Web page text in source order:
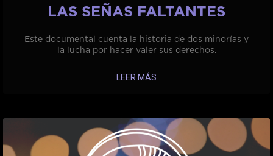
LAS SEÑAS FALTANTES
Este documental cuenta la historia de dos minorías y
la lucha por hacer valer sus derechos.
LEER MÁS